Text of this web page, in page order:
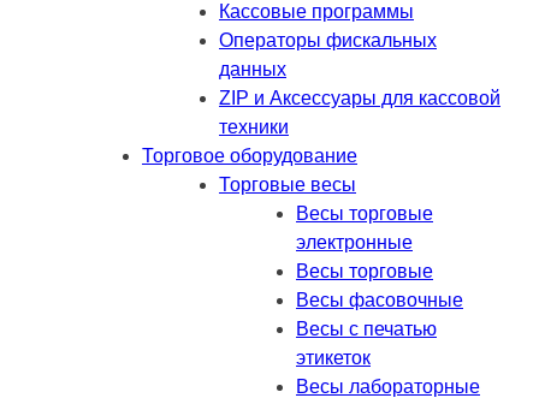
Кассовые программы
Операторы фискальных
данных
ZIP и Аксессуары для кассовой
техники
Торговое оборудование
Торговые весы
Весы торговые
электронные
Весы торговые
Весы фасовочные
Весы с печатью
этикеток
Весы лабораторные